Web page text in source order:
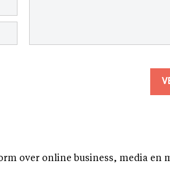
over online business, media en